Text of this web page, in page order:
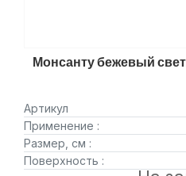
Монсанту бежевый
Артикул
Применение :
Размер, см :
Поверхность :